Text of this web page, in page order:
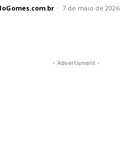
- 7 de maio de 2026
- Advertisment -